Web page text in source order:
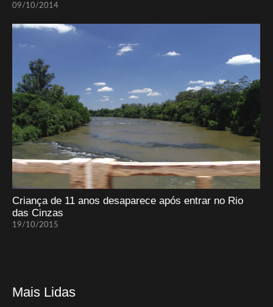
09/10/2014
Criança de 11 anos desaparece após entrar no Rio
das Cinzas
19/10/2015
Mais Lidas